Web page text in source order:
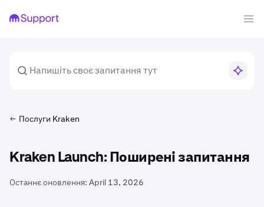
Послуги Kraken
Kraken Launch: Поширені запитання
Останнє оновлення: April 13, 2026